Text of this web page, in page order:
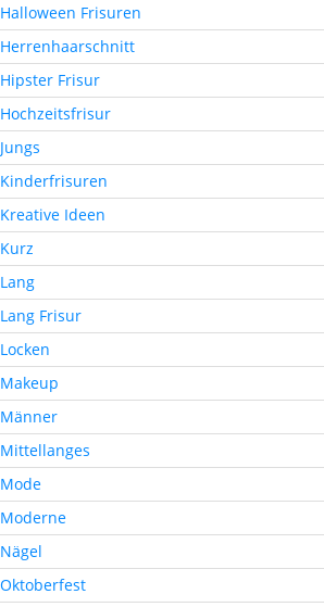
Halloween Frisuren
Herrenhaarschnitt
Hipster Frisur
Hochzeitsfrisur
Jungs
Kinderfrisuren
Kreative Ideen
Kurz
Lang
Lang Frisur
Locken
Makeup
Männer
Mittellanges
Mode
Moderne
Nägel
Oktoberfest